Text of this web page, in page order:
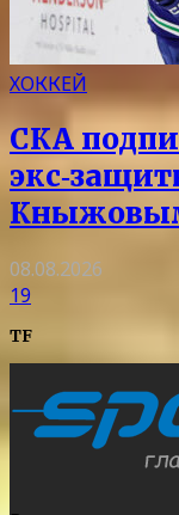
ХОККЕЙ
СКА
08.08.2026
19
TF